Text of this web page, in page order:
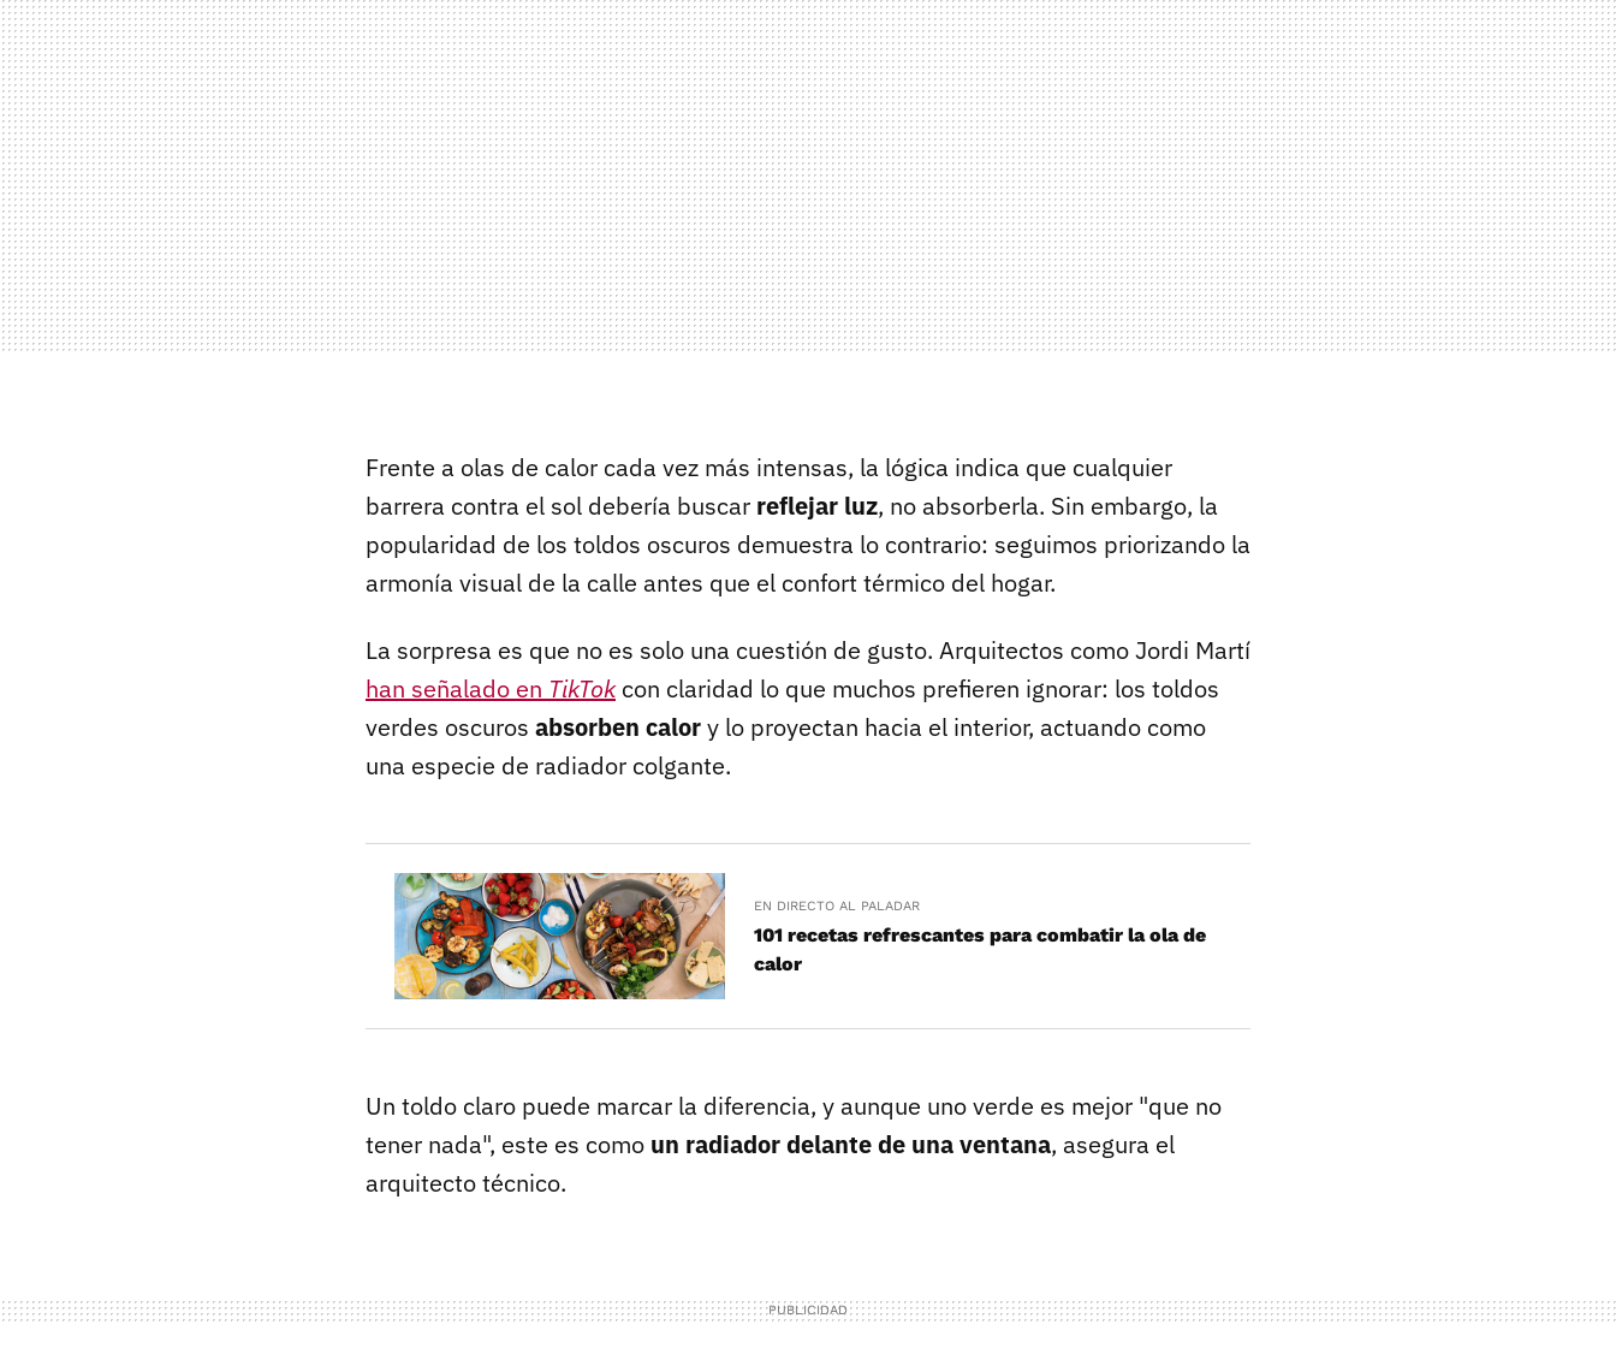
Frente a olas de calor cada vez más intensas, la lógica indica que cualquier
barrera contra el sol debería buscar reflejar luz, no absorberla. Sin embargo, la
popularidad de los toldos oscuros demuestra lo contrario: seguimos priorizando la
armonía visual de la calle antes que el confort térmico del hogar.
La sorpresa es que no es solo una cuestión de gusto. Arquitectos como Jordi Martí
han señalado en TikTok con claridad lo que muchos prefieren ignorar: los toldos
verdes oscuros absorben calory lo proyectan hacia el interior, actuando como
una especie de radiador colgante.
EN DIRECTO AL PALADAR
101 recetas refrescantes para combatir la ola de
calor
Un toldo claro puede marcar la diferencia, y aunque uno verde es mejor "que no
tener nada", este es como un radiador delante de una ventana, asegura el
arquitecto técnico.